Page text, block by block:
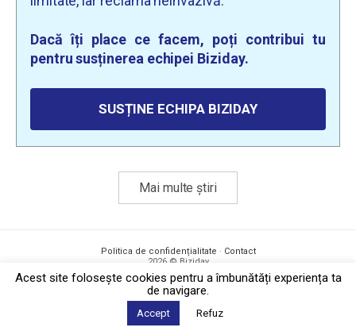
Dacă îți place ce facem, poți contribui tu
pentru susținerea echipei Biziday.
SUSȚINE ECHIPA BIZIDAY
Mai multe știri
Politica de confidențialitate · Contact
2026 © Biziday
Acest site foloseşte cookies pentru a îmbunătăți experiența ta
de navigare.
Accept Refuz